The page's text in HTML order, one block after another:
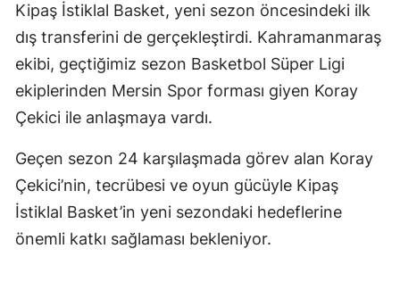
Kipaş İstiklal Basket, yeni sezon öncesindeki ilk
dış transferini de gerçekleştirdi. Kahramanmaraş
ekibi, geçtiğimiz sezon Basketbol Süper Ligi
ekiplerinden Mersin Spor forması giyen Koray
Çekici ile anlaşmaya vardı.
Geçen sezon 24 karşılaşmada görev alan Koray
Çekici’nin, tecrübesi ve oyun gücüyle Kipaş
İstiklal Basket’in yeni sezondaki hedeflerine
önemli katkı sağlaması bekleniyor.